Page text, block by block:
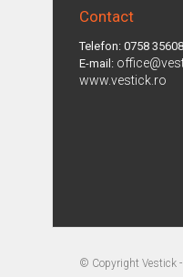
Contact
Telefon: 0758
E-mail:
www.vestick.ro
© Copyright Vestick